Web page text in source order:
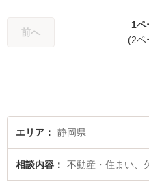
様との信
件解決を
前へ
1ペ
(2ペ
エリア 静岡県
相談内容 不動産・住まい、